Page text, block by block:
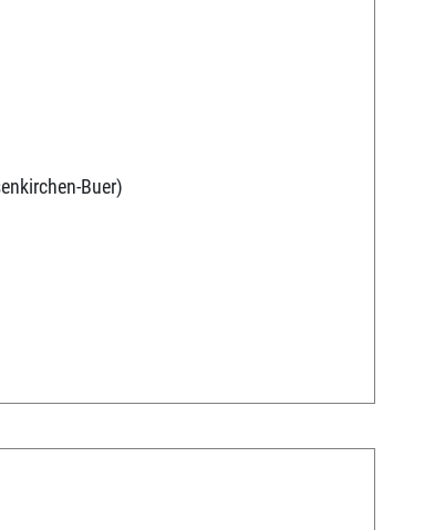
Buer)